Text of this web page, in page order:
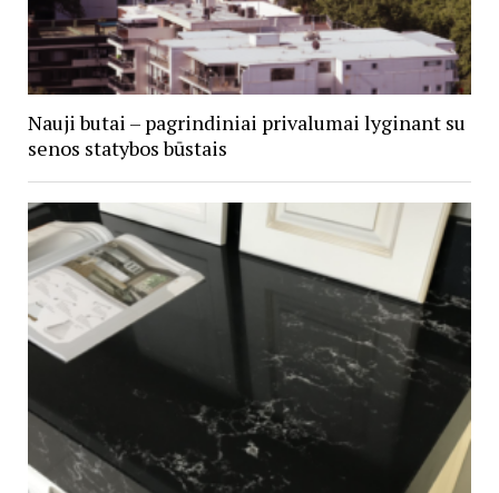
Nauji butai – pagrindiniai privalumai lyginant su
senos statybos būstais